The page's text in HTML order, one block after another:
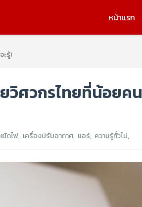
หน้าแรก
ะรู้!
วิศวกรไทยที่น้อยคน
ยัดไฟ, เครื่องปรับอากาศ, แอร์, ความรู้ทั่วไป,